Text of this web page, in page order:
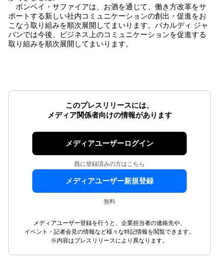
ボンベイ・サファイアは、お酒を通じて、働き方改革をサ
ポートする新しい社内コミュニケーションの創出・促進をお
こなう取り組みを順次展開してまいります。バカルディ ジャ
パンでは今後、ビジネス上のコミュニケーションを促進する
取り組みを順次展開してまいります。
このプレスリリースには、
メディア関係者向けの情報があります
メディアユーザーログイン
既に登録済みの方はこちら
メディアユーザー新規登録
無料
メディアユーザー登録を行うと、企業担当者の連絡先や、
イベント・記者会見の情報など様々な特記情報を閲覧できます。
※内容はプレスリリースにより異なります。